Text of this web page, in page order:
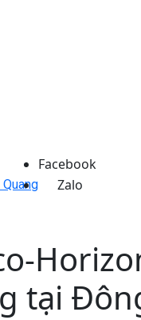
Facebook
Zalo
tại